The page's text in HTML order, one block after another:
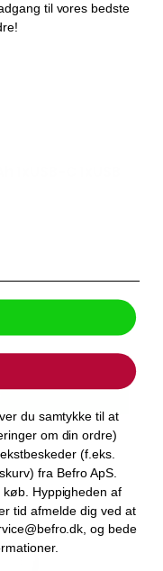
1xUSB-C 1xUSB
til vores bedste
du samtykke til at
om din ordre)
(f.eks.
fra Befro ApS.
Hyppigheden af
tid afmelde dig ved at
og bede